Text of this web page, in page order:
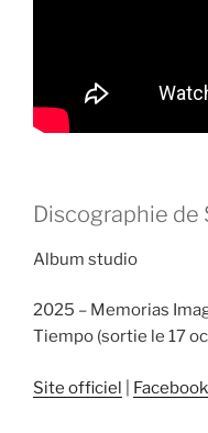
Discographie de
Album studio
2025 – Memorias
Tiempo (sortie le 17
Site officiel Facebook